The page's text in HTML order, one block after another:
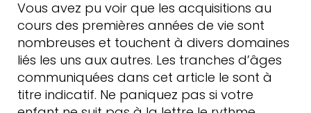
Vous avez pu voir que les acquisitions au
cours des premières années de vie sont
nombreuses et touchent à divers domaines
liés les uns aux autres. Les tranches d’âges
communiquées dans cet article le sont à
titre indicatif. Ne paniquez pas si votre